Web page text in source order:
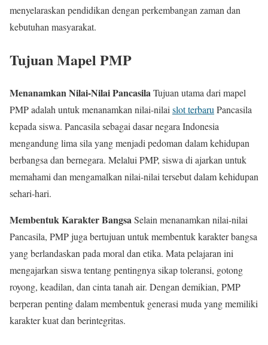
menyelaraskan pendidikan dengan perkembangan zaman dan
kebutuhan masyarakat.
Tujuan Mapel PMP
Menanamkan Nilai-Nilai Pancasila Tujuan utama dari mapel
PMP adalah untuk menanamkan nilai-nilai slot terbaru Pancasila
kepada siswa. Pancasila sebagai dasar negara Indonesia
mengandung lima sila yang menjadi pedoman dalam kehidupan
berbangsa dan bernegara. Melalui PMP, siswa di ajarkan untuk
memahami dan mengamalkan nilai-nilai tersebut dalam kehidupan
sehari-hari.
Membentuk Karakter Bangsa Selain menanamkan nilai-nilai
Pancasila, PMP juga bertujuan untuk membentuk karakter bangsa
yang berlandaskan pada moral dan etika. Mata pelajaran ini
mengajarkan siswa tentang pentingnya sikap toleransi, gotong
royong, keadilan, dan cinta tanah air. Dengan demikian, PMP
berperan penting dalam membentuk generasi muda yang memiliki
karakter kuat dan berintegritas.